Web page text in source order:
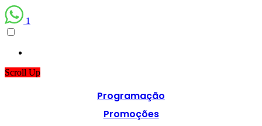
1
Scroll Up
Programação
Promoções